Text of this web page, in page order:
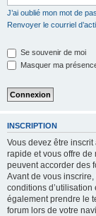
J’ai oublié mon mot de
Renvoyer le courriel
Se souvenir de moi
Masquer ma
INSCRIPTION
Vous devez être
rapide et vous offre
peuvent accorder des
Avant de vous
conditions
également prendre le
forum lors de votre